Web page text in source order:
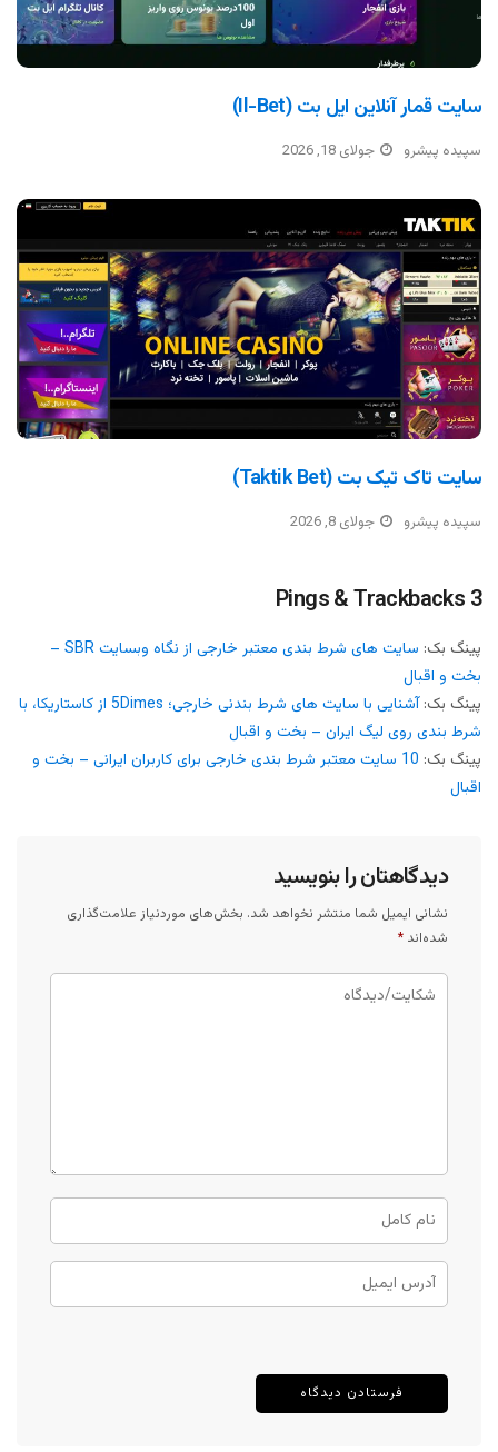
سایت قمار آنلاین ایل بت (il-Bet)
سپیده پیشرو جولای 18, 2026
سایت تاک تیک بت (Taktik Bet)
سپیده پیشرو جولای 8, 2026
3 Pings & Trackbacks
پینگ بک:
سایت های شرط بندی معتبر خارجی از نگاه وبسایت SBR –
بخت و اقبال
پینگ بک:
آشنایی با سایت های شرط بندنی خارجی؛ 5Dimes از کاستاریکا، با
شرط بندی روی لیگ ایران – بخت و اقبال
پینگ بک:
10 سایت معتبر شرط بندی خارجی برای کاربران ایرانی – بخت و
اقبال
دیدگاهتان را بنویسید
نشانی ایمیل شما منتشر نخواهد شد. بخش‌های موردنیاز علامت‌گذاری
شده‌اند *